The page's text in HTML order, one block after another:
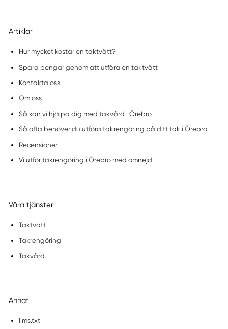
Artiklar
Hur mycket kostar en taktvätt?
Spara pengar genom att utföra en taktvätt
Kontakta oss
Om oss
Så kan vi hjälpa dig med takvård i Örebro
Så ofta behöver du utföra takrengöring på ditt tak i Örebro
Recensioner
Vi utför takrengöring i Örebro med omnejd
Våra tjänster
Taktvätt
Takrengöring
Takvård
Annat
llms.txt